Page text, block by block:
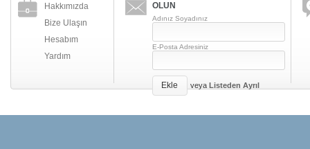
Hakkımızda
Bize Ulaşın
Hesabım
Yardım
OLUN
Adınız Soyadınız
E-Posta Adresiniz
Ekle veya Listeden Ayrıl